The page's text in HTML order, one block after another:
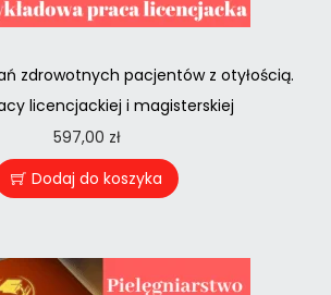
zdrowotnych pacjentów z otyłością.
licencjackiej i magisterskiej
597,00 zł
Dodaj do koszyka